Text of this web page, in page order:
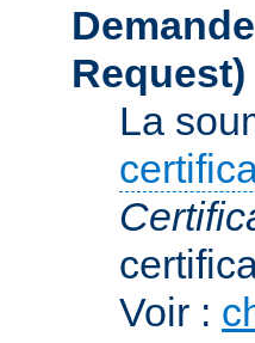
Request)
La
Voir :